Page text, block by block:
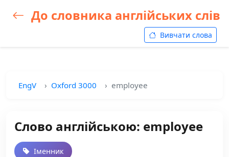
До словника англійських слів
Вивчати слова
EngV Oxford 3000 employee
Слово англійською: employee
Іменник